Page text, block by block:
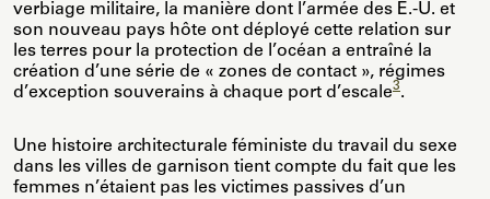
verbiage militaire, la manière dont l’armée des É.-U. et
son nouveau pays hôte ont déployé cette relation sur
les terres pour la protection de l’océan a entraîné la
création d’une série de « zones de contact », régimes
d’exception souverains à chaque port d’escale3.
Une histoire architecturale féministe du travail du sexe
dans les villes de garnison tient compte du fait que les
femmes n’étaient pas les victimes passives d’un